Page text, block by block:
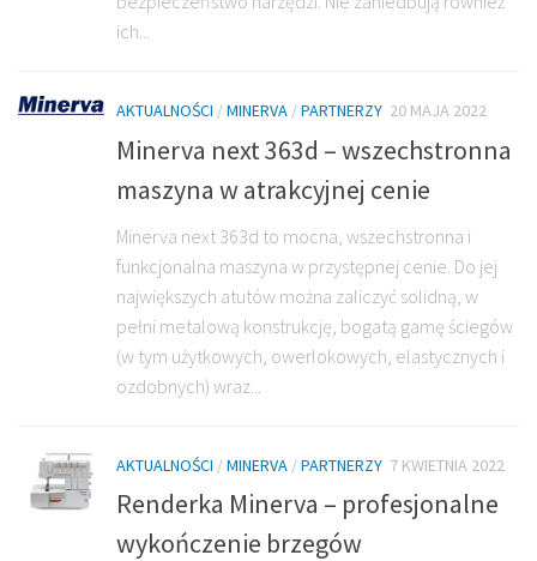
ich...
AKTUALNOŚCI /MINERVA /PARTNERZY 20 MAJA 2022
Minerva next 363d – wszechstronna
maszyna w atrakcyjnej cenie
Minerva next 363d to mocna, wszechstronna i
funkcjonalna maszyna w przystępnej cenie. Do jej
największych atutów można zaliczyć solidną, w
pełni metalową konstrukcję, bogatą gamę ściegów
(w tym użytkowych, owerlokowych, elastycznych i
ozdobnych) wraz...
AKTUALNOŚCI /MINERVA /PARTNERZY 7 KWIETNIA 2022
Renderka Minerva – profesjonalne
wykończenie brzegów